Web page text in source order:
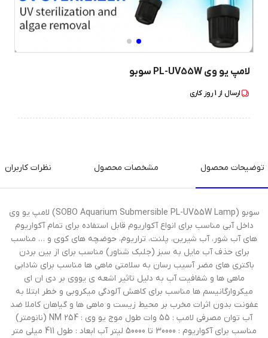
لامپ یو وی PL-UV55W سوبو
ارسال از 1روز کاری
توضیحات محصول مشخصات محصول نظرات کاربران
سوبو (SOBO Aquarium Submersible PL-UV55W Lamp) لامپ یو وی
داخل آبی مناسب برای انواع آکواریوم قابل استفاده برای تمام آکواریوم
های آب شور، آب شیرین، پلنت، تراریوم، حوضچه های کوی و … مناسب
برای حذف آب مایل به سبز (جلبک شناور) مناسب برای از بین بردن
باکتری های مضر آسیب رسان به سلامتی ماهی ها مناسب برای شادابی
ماهی ها و شفافیت آب به دلیل تاثیر اشعه ی یووی بر دی ان ای
میکروارگانیسم ها مناسب برای کاهش آلودگی میکروبی و خطر ابتلا به
عفونت بدون اثرات مخرب بر محیط زیست و ماهی ها و گیاهان کاملا ضد
آب توان مصرفی لامپ : 55 وات طول موج یو وی : 254 NM (نانومتر)
مناسب برای آکواریوم : 30000 تا 50000 لیتر آب ابعاد : طول 411 میلی متر